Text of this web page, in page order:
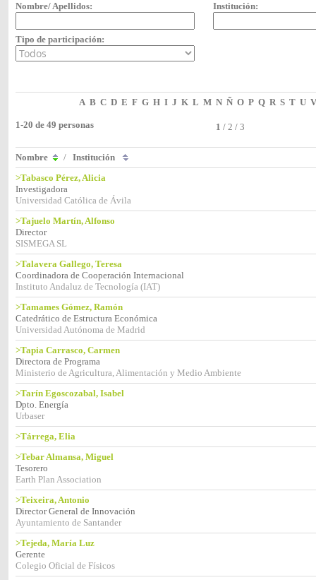
Nombre/ Apellidos: Institución:
Tipo de participación:
A B C D E F G H I J K L M N Ñ O P Q R S T U V
1-20 de 49 personas 1 / 2 / 3
Nombre / Institución
>Tabasco Pérez, Alicia
Investigadora
Universidad Católica de Ávila
>Tajuelo Martín, Alfonso
Director
SISMEGA SL
>Talavera Gallego, Teresa
Coordinadora de Cooperación Internacional
Instituto Andaluz de Tecnología (IAT)
>Tamames Gómez, Ramón
Catedrático de Estructura Económica
Universidad Autónoma de Madrid
>Tapia Carrasco, Carmen
Directora de Programa
Ministerio de Agricultura, Alimentación y Medio Ambiente
>Tarín Egoscozabal, Isabel
Dpto. Energía
Urbaser
>Tárrega, Elia
>Tebar Almansa, Miguel
Tesorero
Earth Plan Association
>Teixeira, Antonio
Director General de Innovación
Ayuntamiento de Santander
>Tejeda, María Luz
Gerente
Colegio Oficial de Físicos